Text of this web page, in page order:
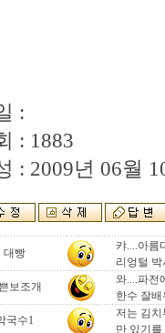
:
: 1883
: 2009년 06월
대빵
캬....아름
리엉털
보조개
와....파전
한수 잘
국수1
저는 김
만 있기